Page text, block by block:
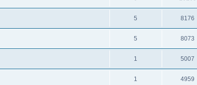
5 8176
5 8073
1 5007
1 4959